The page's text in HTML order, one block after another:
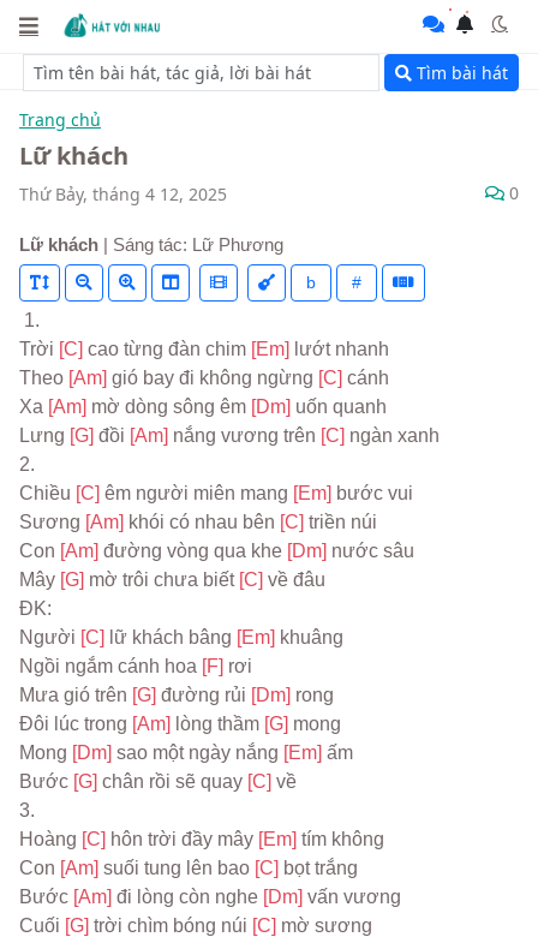
Tìm bài hát
Trang chủ
Lữ khách
Thứ Bảy, tháng 4 12, 2025 0
Lữ khách | Sáng tác: Lữ Phương
b #
1.
Trời [C] cao từng đàn chim [Em]
lướt nhanh
Theo [Am] gió bay đi không ngừng [C] cánh
Xa [Am] mờ dòng sông êm [Dm] uốn quanh
Lưng [G] đồi [Am] nắng vương trên [C] ngàn xanh
2.
Chiều [C] êm người miên mang [Em] bước vui
Sương [Am] khói có nhau bên [C] triền núi
Con [Am] đường vòng qua khe [Dm] nước sâu
Mây [G] mờ trôi chưa biết [C] về đâu
ĐK:
Người [C] lữ khách bâng [Em] khuâng
Ngồi ngắm cánh hoa [F] rơi
Mưa gió trên [G] đường rủi [Dm] rong
Đôi lúc trong [Am] lòng thầm [G] mong
Mong [Dm] sao một ngày nắng [Em] ấm
Bước [G] chân rồi sẽ quay [C] về
3.
Hoàng [C] hôn trời đầy mây [Em] tím không
Con [Am] suối tung lên bao [C] bọt trắng
Bước [Am] đi lòng còn nghe [Dm] vấn vương
Cuối [G] trời chìm bóng núi [C] mờ sương